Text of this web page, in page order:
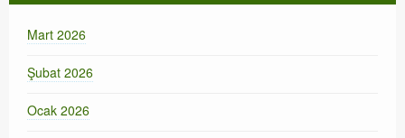
Mart 2026
Şubat 2026
Ocak 2026